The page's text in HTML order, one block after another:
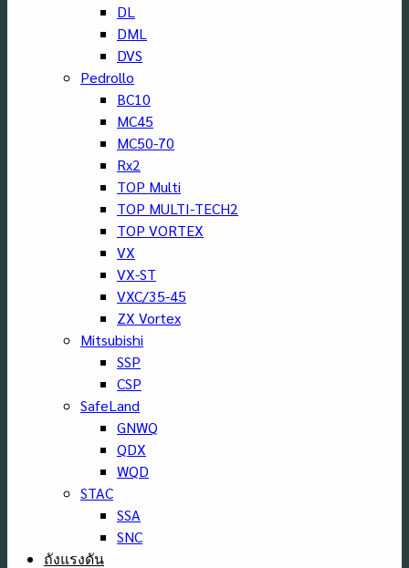
DL
DML
DVS
Pedrollo
BC10
MC45
MC50-70
Rx2
TOP Multi
TOP MULTI-TECH2
TOP VORTEX
VX
VX-ST
VXC/35-45
ZX Vortex
Mitsubishi
SSP
CSP
SafeLand
GNWQ
QDX
WQD
STAC
SSA
SNC
ถังแรงดัน